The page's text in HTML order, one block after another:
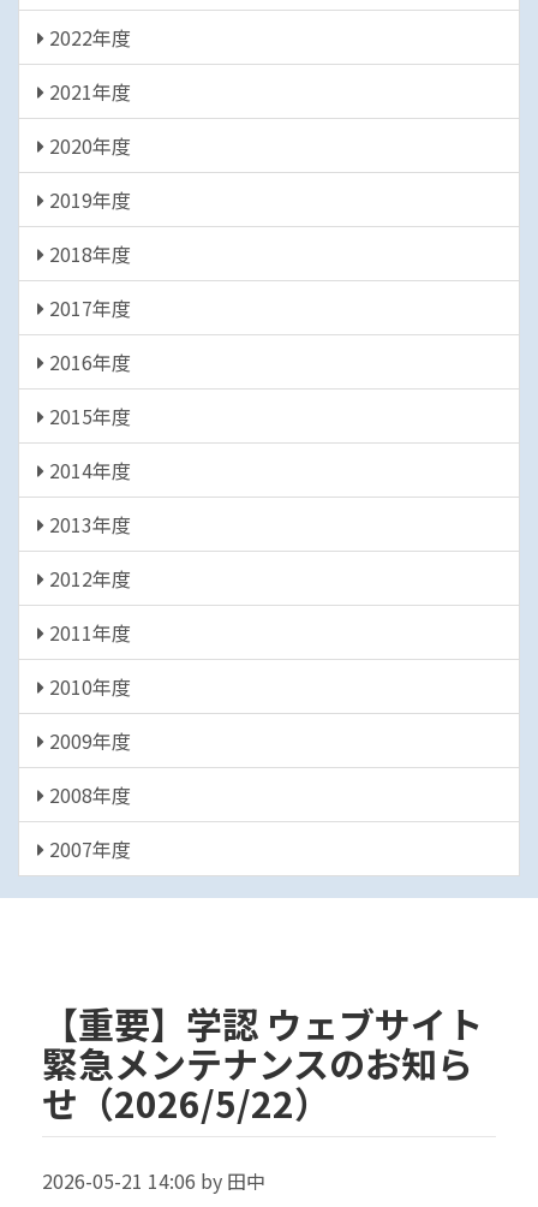
2022年度
2021年度
2020年度
2019年度
2018年度
2017年度
2016年度
2015年度
2014年度
2013年度
2012年度
2011年度
2010年度
2009年度
2008年度
2007年度
【重要】学認 ウェブサイト
緊急メンテナンスのお知ら
せ（2026/5/22）
2026-05-21 14:06 by 田中